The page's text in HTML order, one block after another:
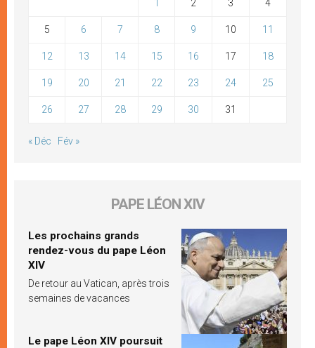
1 2 3 4
5 6 7 8 9 10 11
12 13 14 15 16 17 18
19 20 21 22 23 24 25
26 27 28 29 30 31
« Déc Fév »
PAPE LÉON XIV
Les prochains grands
rendez-vous du pape Léon
XIV
De retour au Vatican, après trois
semaines de vacances
Le pape Léon XIV poursuit